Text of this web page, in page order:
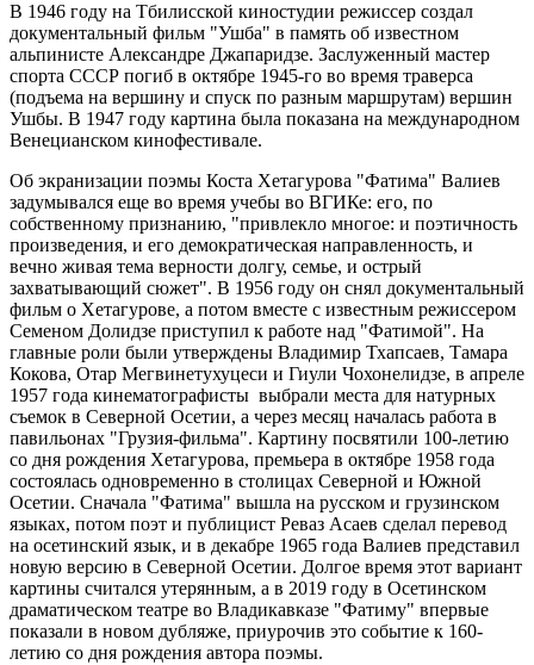
В 1946 году на Тбилисской киностудии режиссер создал
документальный фильм "Ушба" в память об известном
альпинисте Александре Джапаридзе. Заслуженный мастер
спорта СССР погиб в октябре 1945-го во время траверса
(подъема на вершину и спуск по разным маршрутам) вершин
Ушбы. В 1947 году картина была показана на международном
Венецианском кинофестивале.
Об экранизации поэмы Коста Хетагурова "Фатима" Валиев
задумывался еще во время учебы во ВГИКе: его, по
собственному признанию, "привлекло многое: и поэтичность
произведения, и его демократическая направленность, и
вечно живая тема верности долгу, семье, и острый
захватывающий сюжет". В 1956 году он снял документальный
фильм о Хетагурове, а потом вместе с известным режиссером
Семеном Долидзе приступил к работе над "Фатимой". На
главные роли были утверждены Владимир Тхапсаев, Тамара
Кокова, Отар Мегвинетухуцеси и Гиули Чохонелидзе, в апреле
1957 года кинематографисты выбрали места для натурных
съемок в Северной Осетии, а через месяц началась работа в
павильонах "Грузия-фильма". Картину посвятили 100-летию
со дня рождения Хетагурова, премьера в октябре 1958 года
состоялась одновременно в столицах Северной и Южной
Осетии. Сначала "Фатима" вышла на русском и грузинском
языках, потом поэт и публицист Реваз Асаев сделал перевод
на осетинский язык, и в декабре 1965 года Валиев представил
новую версию в Северной Осетии. Долгое время этот вариант
картины считался утерянным, а в 2019 году в Осетинском
драматическом театре во Владикавказе "Фатиму" впервые
показали в новом дубляже, приурочив это событие к 160-
летию со дня рождения автора поэмы.